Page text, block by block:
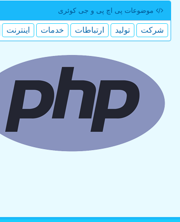
موضوعات پی اچ پی و جی كوئری
شركت تولید ارتباطات خدمات اینترنت